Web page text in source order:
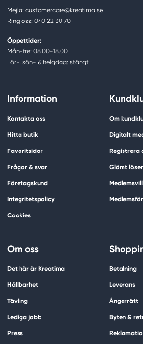
Mejla: customercare@kreatima.se
Ring oss: 040 22 30 70
Öppettider:
Mån-fre: 08.00-18.00
Lör-, sön- & helgdag: stängt
Information
Kontakta oss
Hitta butik
Favoritsidor
Frågor & svar
Företagskund
Integritetspolicy
Cookies
Om
Digitalt
Registrera
Glömt
Om oss
Det här är Kreatima
Hållbarhet
Tävling
Lediga jobb
Press
Betalning
Leverans
Ångerrätt
Byten &